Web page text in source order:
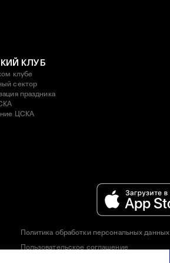
КЛУБ
клубе
сектор
праздника
ЦСКА
Политика обработки персональных данных
Пользовательское соглашение